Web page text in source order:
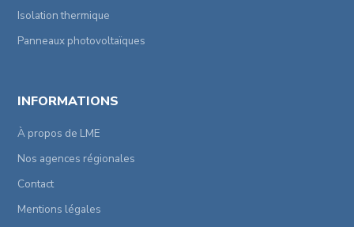
Isolation thermique
Panneaux photovoltaïques
INFORMATIONS
À propos de LME
Nos agences régionales
Contact
Mentions légales